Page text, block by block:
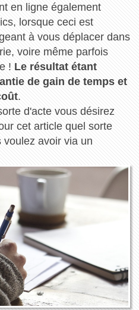
en ligne également
lorsque ceci est
à vous déplacer dans
voire même parfois
! Le résultat étant
de gain de temps et
.
d'acte vous désirez
cet article quel sorte
avoir via un